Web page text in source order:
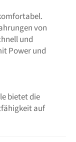
von
und
Power und
bietet die
auf